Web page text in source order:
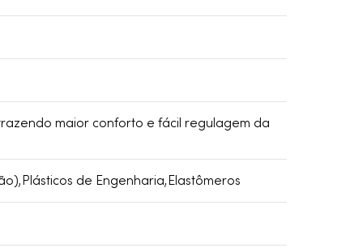
maior conforto e fácil regulagem da
de Engenharia,Elastômeros